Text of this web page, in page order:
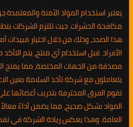
يعتبر استخدام المواد الآمنة والمعتمدة
مكافحة الحشرات. حيث تلتزم الشركات
هذا الصدد، وذلك من خلال اختيار مبيدات
الأفراد. قبل استخدام أي منتج، يتم
مصدقة من الجهات المختصة، مما يمنح
يتعاملون مع شركة تأخذ السلامة بعين
تقوم الفرق المحترفة بتدريب أعضائها
المواد بشكل صحيح، مما يضمن أداءً
العامة. وهذا يعكس ريادة الشركة في